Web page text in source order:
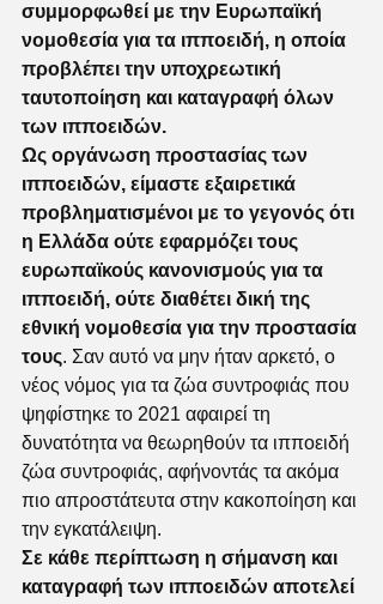
συμμορφωθεί με την Ευρωπαϊκή
νομοθεσία για τα ιπποειδή, η οποία
προβλέπει την υποχρεωτική
ταυτοποίηση και καταγραφή όλων
των ιπποειδών.
Ως οργάνωση προστασίας των
ιπποειδών, είμαστε εξαιρετικά
προβληματισμένοι με το γεγονός ότι
η Ελλάδα ούτε εφαρμόζει τους
ευρωπαϊκούς κανονισμούς για τα
ιπποειδή, ούτε διαθέτει δική της
εθνική νομοθεσία για την προστασία
τους. Σαν αυτό να μην ήταν αρκετό, ο
νέος νόμος για τα ζώα συντροφιάς που
ψηφίστηκε το 2021 αφαιρεί τη
δυνατότητα να θεωρηθούν τα ιπποειδή
ζώα συντροφιάς, αφήνοντάς τα ακόμα
πιο απροστάτευτα στην κακοποίηση και
την εγκατάλειψη.
Σε κάθε περίπτωση η σήμανση και
καταγραφή των ιπποειδών αποτελεί